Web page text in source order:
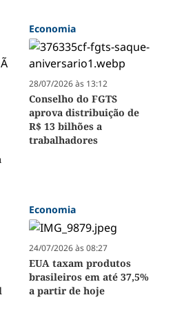
Economia
28/07/2026 às 13:12
Conselho do FGTS
aprova distribuição de
R$ 13 bilhões a
trabalhadores
Economia
24/07/2026 às 08:27
EUA taxam produtos
brasileiros em até 37,5%
a partir de hoje